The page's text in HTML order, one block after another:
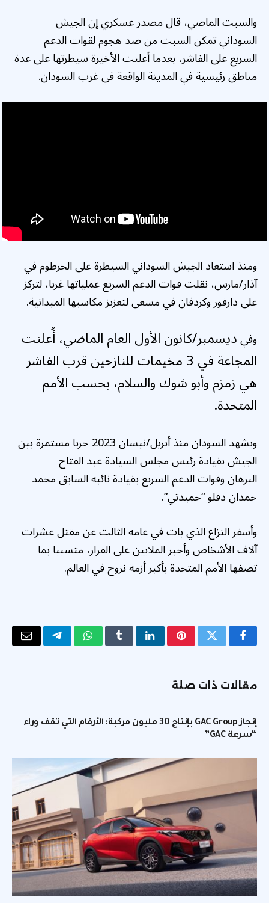
والسبت الماضي، قال مصدر عسكري إن الجيش
السوداني تمكن السبت من صد هجوم لقوات الدعم
السريع على الفاشر، بعدما أعلنت الأخيرة سيطرتها على عدة
مناطق رئيسية في المدينة الواقعة في غرب السودان.
ومنذ استعاد الجيش السوداني السيطرة على الخرطوم في
آذار/مارس، نقلت قوات الدعم السريع عملياتها غربا، لتركز
على دارفور وكردفان في مسعى لتعزيز مكاسبها الميدانية.
وفيديسمبر/كانون الأول العام الماضي، أُعلنت
المجاعة في 3 مخيمات للنازحين قرب الفاشر
هي زمزم وأبو شوك والسلام، بحسب الأمم
المتحدة.
ويشهد السودان منذ أبريل/نيسان 2023 حربا مستمرة بين
الجيش بقيادة رئيس مجلس السيادة عبد الفتاح
البرهان وقوات الدعم السريع بقيادة نائبه السابق محمد
حمدان دقلو “حميدتي”.
وأسفر النزاع الذي بات في عامه الثالث عن مقتل عشرات
آلاف الأشخاص وأجبر الملايين على الفرار، متسببا بما
تصفها الأمم المتحدة بأكبر أزمة نزوح في العالم.
فيسبوكتويتر بينتيريستلينكدإنTumblrواتسابتيلقرامالبريد
مقالات ذات صلة
إنجاز GAC Group بإنتاج 30 مليون مركبة: الأرقام التي تقف وراء
“سرعة GAC”